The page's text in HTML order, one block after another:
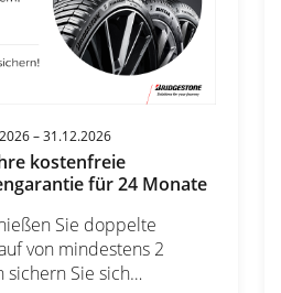
– 31.12.2026
kostenfreie
für 24 Monate
Sie doppelte
von mindestens 2
sichern Sie sich